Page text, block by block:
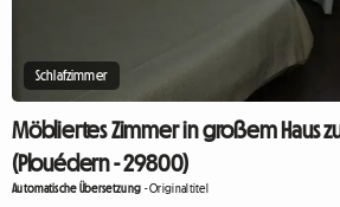
Schlafzimmer
Möbliertes Zimmer in großem Haus
(Plouédern - 29800)
Automatische Übersetzung -Originaltitel